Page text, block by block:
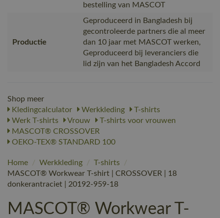
bestelling van MASCOT
Productie
Geproduceerd in Bangladesh bij
gecontroleerde partners die al meer
dan 10 jaar met MASCOT werken,
Geproduceerd bij leveranciers die
lid zijn van het Bangladesh Accord
Shop meer
Kledingcalculator
Werkkleding
T-shirts
Werk T-shirts
Vrouw
T-shirts voor vrouwen
MASCOT® CROSSOVER
OEKO-TEX® STANDARD 100
Home / Werkkleding / T-shirts
/
MASCOT® Workwear T-shirt | CROSSOVER | 18
donkerantraciet | 20192-959-18
MASCOT® Workwear T-